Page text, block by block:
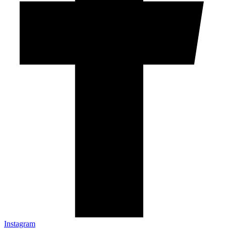
Instagram